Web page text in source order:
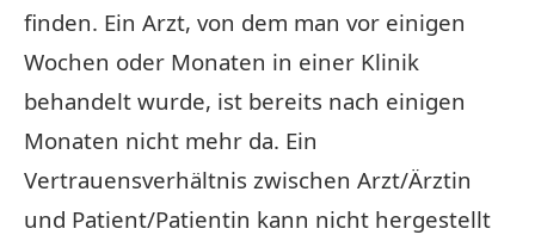
finden. Ein Arzt, von dem man vor einigen
Wochen oder Monaten in einer Klinik
behandelt wurde, ist bereits nach einigen
Monaten nicht mehr da. Ein
Vertrauensverhältnis zwischen Arzt/Ärztin
und Patient/Patientin kann nicht hergestellt